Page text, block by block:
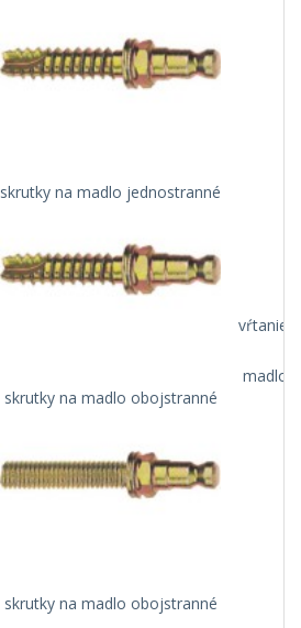
skrutky na madlo jednostranné
vŕtanie
skrutky na madlo obojstranné
madlo
skrutky na madlo obojstranné